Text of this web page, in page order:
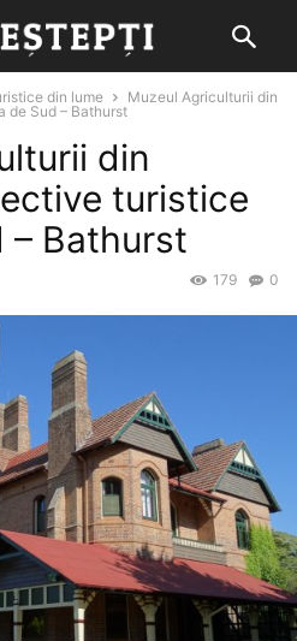
din lume
Muzeul Agriculturii din
de Sud – Bathurst
din
turistice
– Bathurst
0
179